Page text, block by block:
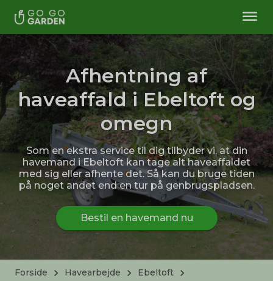
Afhentning af
haveaffald i Ebeltoft og
omegn
Som en ekstra service til dig tilbyder vi, at din
havemand i Ebeltoft kan tage alt haveaffaldet
med sig eller afhente det. Så kan du bruge tiden
på noget andet end en tur på genbrugspladsen.
Bestil en havemand nu
Forside Havearbejde
Ebeltoft